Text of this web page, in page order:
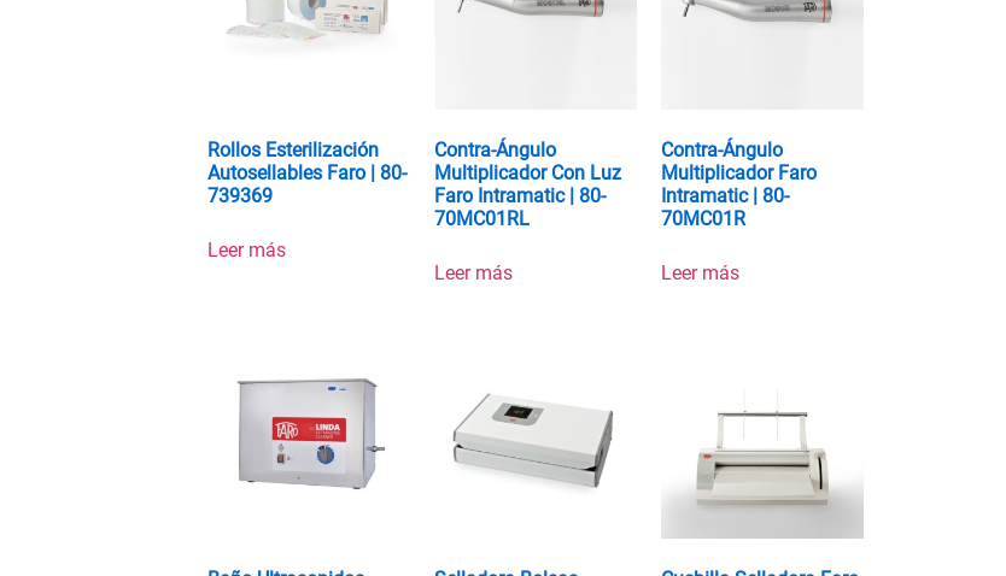
Rollos Esterilización
Autosellables Faro | 80-
739369
Leer más
Contra-Ángulo
Multiplicador Con Luz
Faro Intramatic | 80-
70MC01RL
Leer más
Contra-Ángulo
Multiplicador Faro
Intramatic | 80-
70MC01R
Leer más